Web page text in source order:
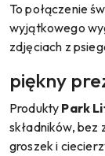
To połączenie
wyjątkowego
zdjęciach z
piękny
Produkty Park
składników, bez
groszek i